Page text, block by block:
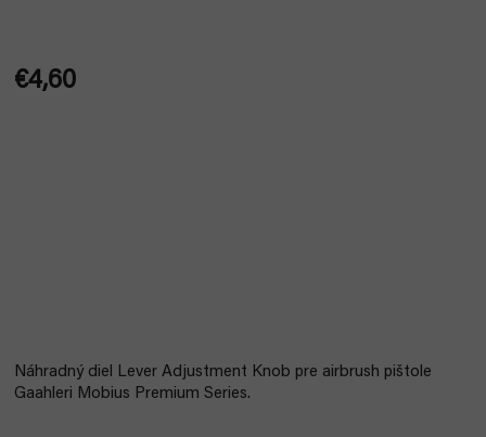
€4,60
Náhradný diel Lever Adjustment Knob pre airbrush pištole
Gaahleri ​​Mobius Premium Series.